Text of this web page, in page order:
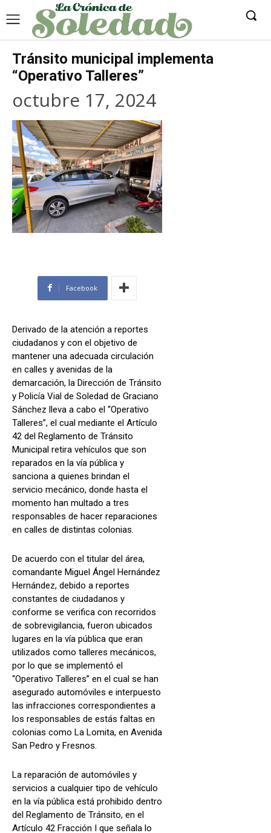
Tránsito municipal implementa
“Operativo Talleres”
octubre 17, 2024
Facebook
Derivado de la atención a reportes
ciudadanos y con el objetivo de
mantener una adecuada circulación
en calles y avenidas de la
demarcación, la Dirección de Tránsito
y Policía Vial de Soledad de Graciano
Sánchez lleva a cabo el “Operativo
Talleres”, el cual mediante el Artículo
42 del Reglamento de Tránsito
Municipal retira vehículos que son
reparados en la vía pública y
sanciona a quienes brindan el
servicio mecánico, donde hasta el
momento han multado a tres
responsables de hacer reparaciones
en calles de distintas colonias.
De acuerdo con el titular del área,
comandante Miguel Ángel Hernández
Hernández, debido a reportes
constantes de ciudadanos y
conforme se verifica con recorridos
de sobrevigilancia, fueron ubicados
lugares en la vía pública que eran
utilizados como talleres mecánicos,
por lo que se implementó el
“Operativo Talleres” en el cual se han
asegurado automóviles e interpuesto
las infracciones correspondientes a
los responsables de estás faltas en
colonias como La Lomita, en Avenida
San Pedro y Fresnos.
La reparación de automóviles y
servicios a cualquier tipo de vehículo
en la vía pública está prohibido dentro
del Reglamento de Tránsito, en el
Artículo 42 Fracción I que señala lo